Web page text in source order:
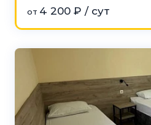
от 4 200 ₽ / сут